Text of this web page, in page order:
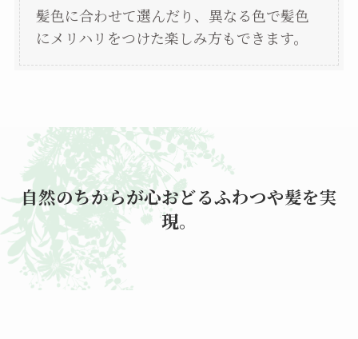
髪色に合わせて選んだり、異なる色で髪色
にメリハリをつけた楽しみ方もできます。
自然のちからが心おどるふわつや髪を実
現。